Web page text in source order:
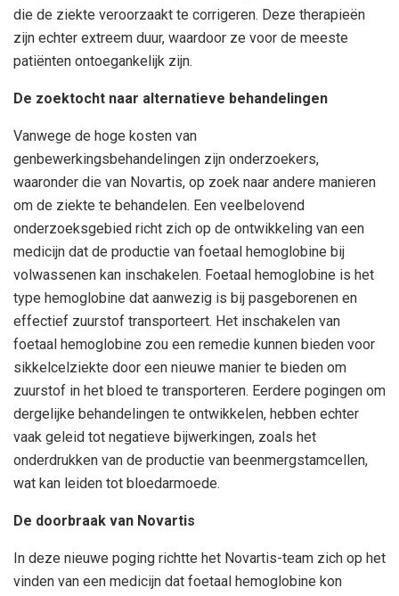
die de ziekte veroorzaakt te corrigeren. Deze therapieën
zijn echter extreem duur, waardoor ze voor de meeste
patiënten ontoegankelijk zijn.
De zoektocht naar alternatieve behandelingen
Vanwege de hoge kosten van
genbewerkingsbehandelingen zijn onderzoekers,
waaronder die van Novartis, op zoek naar andere manieren
om de ziekte te behandelen. Een veelbelovend
onderzoeksgebied richt zich op de ontwikkeling van een
medicijn dat de productie van foetaal hemoglobine bij
volwassenen kan inschakelen. Foetaal hemoglobine is het
type hemoglobine dat aanwezig is bij pasgeborenen en
effectief zuurstof transporteert. Het inschakelen van
foetaal hemoglobine zou een remedie kunnen bieden voor
sikkelcelziekte door een nieuwe manier te bieden om
zuurstof in het bloed te transporteren. Eerdere pogingen om
dergelijke behandelingen te ontwikkelen, hebben echter
vaak geleid tot negatieve bijwerkingen, zoals het
onderdrukken van de productie van beenmergstamcellen,
wat kan leiden tot bloedarmoede.
De doorbraak van Novartis
In deze nieuwe poging richtte het Novartis-team zich op het
vinden van een medicijn dat foetaal hemoglobine kon